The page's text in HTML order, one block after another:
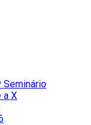
Seminário
a X